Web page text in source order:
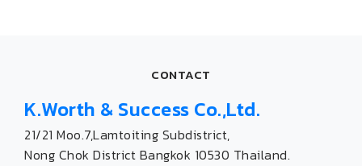
CONTACT
K.Worth & Success Co.,Ltd.
21/21 Moo.7,Lamtoiting Subdistrict,
Nong Chok District Bangkok 10530 Thailand.